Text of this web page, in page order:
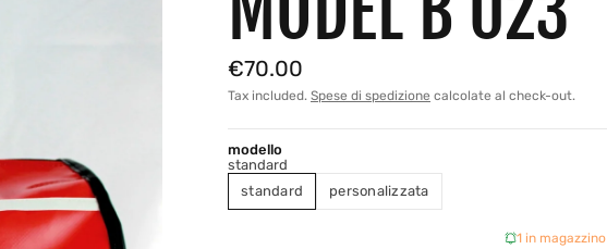
€70.00
Tax included. Spese di spedizione calcolate al check-out.
modello
standard
standard
personalizzata
1 in magazzino